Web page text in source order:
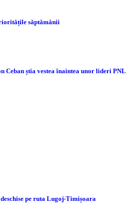
săptămânii
Ceban știa vestea înaintea unor lideri PNL
pe ruta Lugoj-Timișoara